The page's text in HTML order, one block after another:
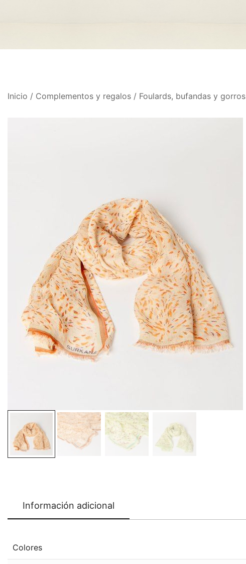
Inicio / Complementos y regalos / Foulards, bufandas y gorros
Información adicional
Colores